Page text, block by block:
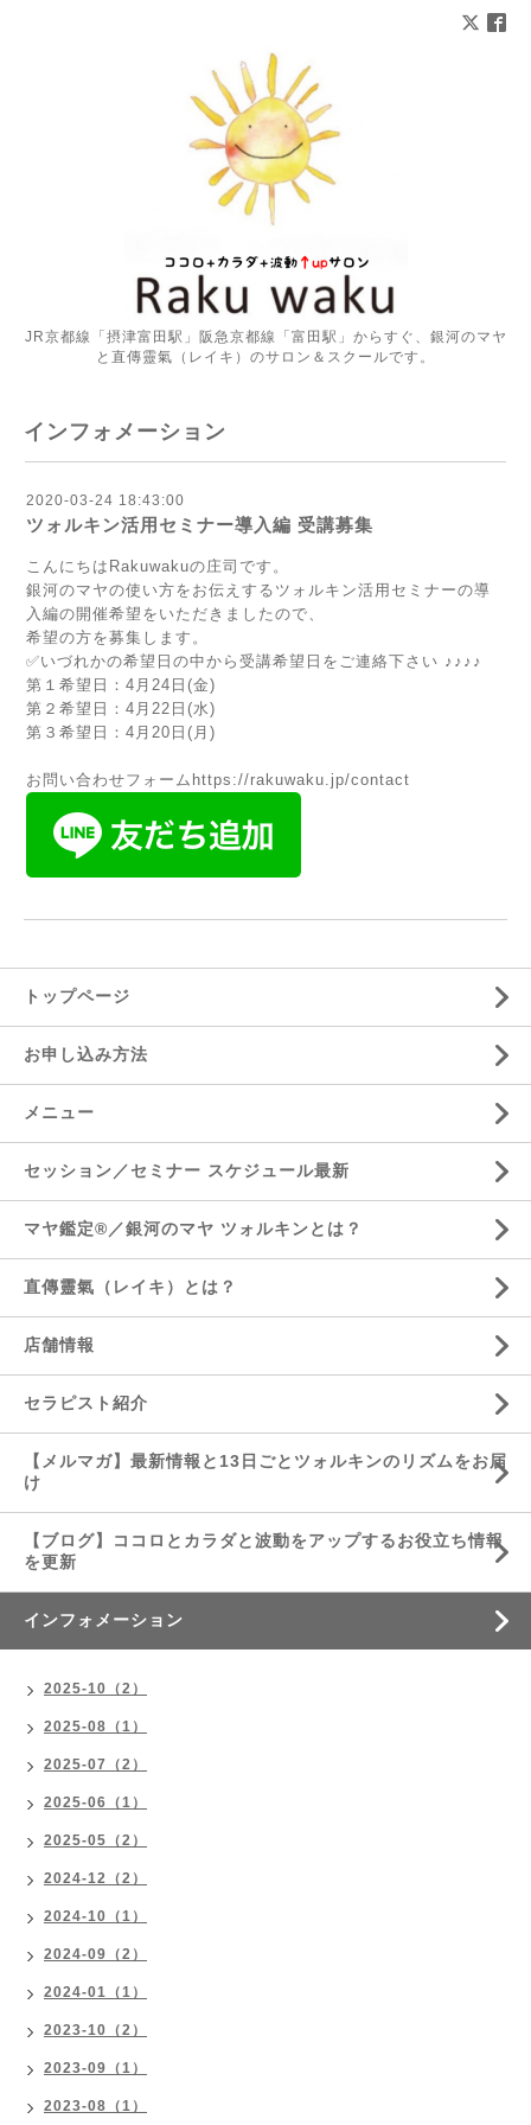
JR京都線「摂津富田駅」阪急京都線「富田駅」からすぐ、銀河のマヤ
と直傳靈氣（レイキ）のサロン＆スクールです。
インフォメーション
2020-03-24 18:43:00
ツォルキン活用セミナー導入編 受講募集
こんにちはRakuwakuの庄司です。
銀河のマヤの使い方をお伝えするツォルキン活用セミナーの導
入編の開催希望をいただきましたので、
希望の方を募集します。
✅いづれかの希望日の中から受講希望日をご連絡下さい ♪♪♪♪
第１希望日：4月24日(金)
第２希望日：4月22日(水)
第３希望日：4月20日(月)
お問い合わせフォーム https://rakuwaku.jp/contact
トップページ
お申し込み方法
メニュー
セッション／セミナー スケジュール最新
マヤ鑑定®／銀河のマヤ ツォルキンとは？
直傳靈氣（レイキ）とは？
店舗情報
セラピスト紹介
【メルマガ】最新情報と13日ごとツォルキンのリズムをお届
け
【ブログ】ココロとカラダと波動をアップするお役立ち情報
を更新
インフォメーション
2025-10（2）
2025-08（1）
2025-07（2）
2025-06（1）
2025-05（2）
2024-12（2）
2024-10（1）
2024-09（2）
2024-01（1）
2023-10（2）
2023-09（1）
2023-08（1）